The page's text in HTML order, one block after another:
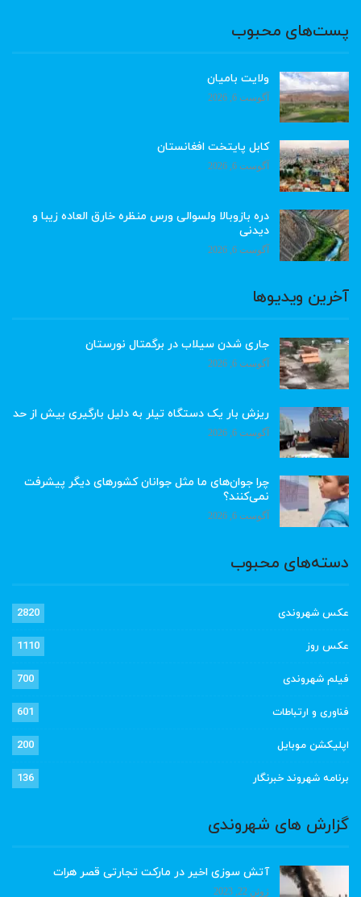
پست‌های محبوب
ولایت بامیان
آگوست 6, 2026
کابل پایتخت افغانستان
آگوست 6, 2026
دره بازوبالا ولسوالی ورس منظره خارق العاده زیبا و
دیدنی
آگوست 6, 2026
آخرین ویدیوها
جاری شدن سیلاب در برگمتال نورستان
آگوست 6, 2026
ریزش بار یک دستگاه تیلر به دلیل بارگیری بیش از حد
آگوست 6, 2026
چرا جوان‌های ما مثل جوانان کشورهای دیگر پیشرفت
نمی‌کنند؟
آگوست 6, 2026
دسته‌های محبوب
عکس شهروندی 2820
عکس روز 1110
فیلم شهروندی 700
فناوری و ارتباطات 601
اپلیکشن موبایل 200
برنامه شهروند خبرنگار 136
گزارش های شهروندی
آتش سوزی اخیر در مارکت تجارتی قصر هرات
ژوئن 22, 2023